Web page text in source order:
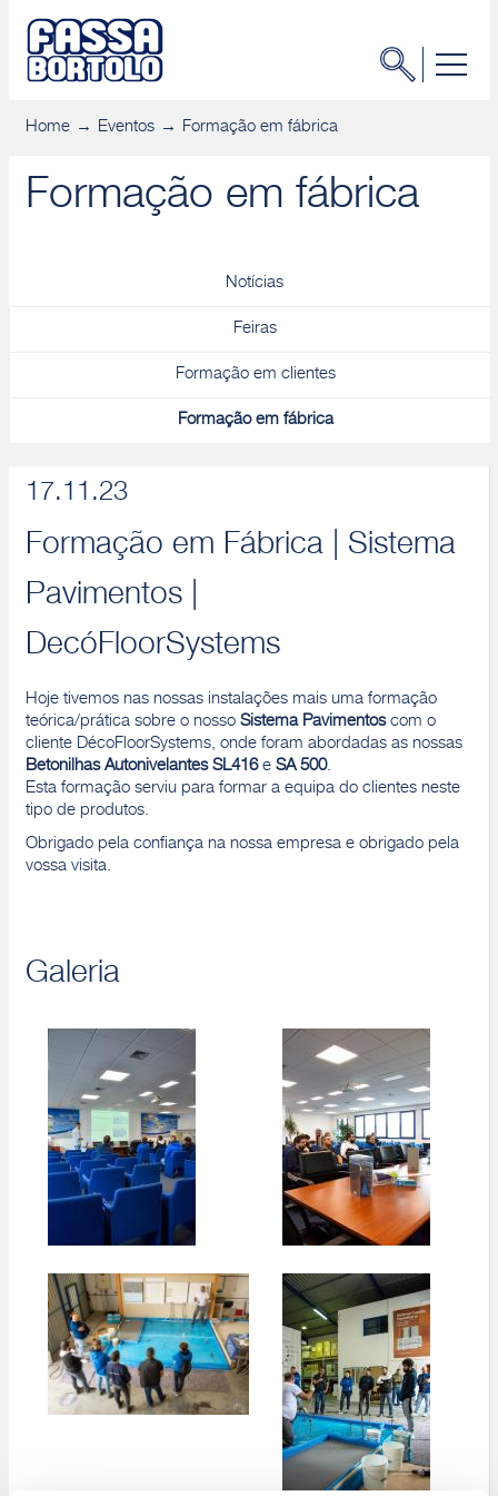
Home Eventos Formação em fábrica
Formação em fábrica
Notícias
Feiras
Formação em clientes
Formação em fábrica
17.11.23
Formação em Fábrica | Sistema
Pavimentos |
DecóFloorSystems
Hoje tivemos nas nossas instalações mais uma formação
teórica/prática sobre o nosso Sistema Pavimentoscom o
cliente DécoFloorSystems, onde foram abordadas as nossas
Betonilhas Autonivelantes SL416e SA 500.
Esta formação serviu para formar a equipa do clientes neste
tipo de produtos.
Obrigado pela confiança na nossa empresa e obrigado pela
vossa visita.
Galeria